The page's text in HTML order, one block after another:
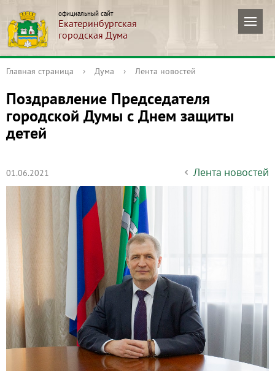
официальный сайт
Екатеринбургская
городская Дума
Главная страница › Дума › Лента новостей
Поздравление Председателя
городской Думы с Днем защиты
детей
01.06.2021 Лента новостей